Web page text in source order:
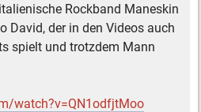
Rockband Maneskin
David, der in den Videos auch
spielt und trotzdem Mann
watch?v=QN1odfjtMoo